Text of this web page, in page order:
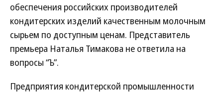
обеспечения российских производителей
кондитерских изделий качественным молочным
сырьем по доступным ценам. Представитель
премьера Наталья Тимакова не ответила на
вопросы “Ъ”.
Предприятия кондитерской промышленности